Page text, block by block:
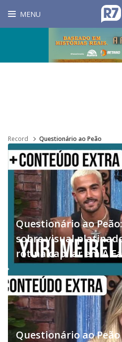
MENU
Record Questionário ao Peão
Questionário ao
sobre visual
rotina capilar em A
Questionário ao